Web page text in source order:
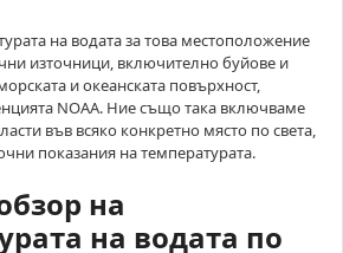
на водата за това местоположение
източници, включително буйове и
и океанската повърхност,
NOAA. Ние също така включваме
във всяко конкретно място по света,
показания на температурата.
на
на водата по